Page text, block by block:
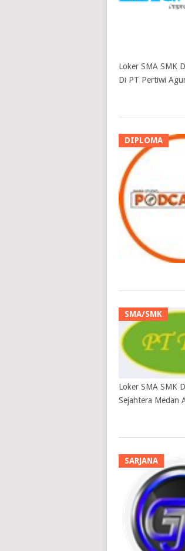
Loker SMA SMK
Di PT Pertiwi
DIPLOMA
SMA/SMK
Loker SMA SMK
Sejahtera Medan
SARJANA